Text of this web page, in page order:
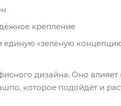
крепление
«зелёную
дизайна. Оно
которое подойдёт и